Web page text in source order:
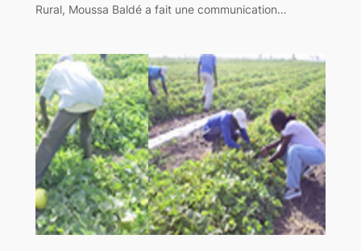
Rural, Moussa Baldé a fait une communication…